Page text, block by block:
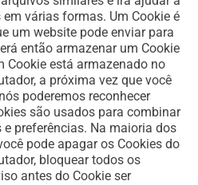
várias formas. Um Cookie é
um website pode enviar para
então armazenar um Cookie
Cookie está armazenado no
a próxima vez que você
poderemos reconhecer
são usados para combinar
e preferências. Na maioria dos
pode apagar os Cookies do
bloquear todos os
antes do Cookie ser